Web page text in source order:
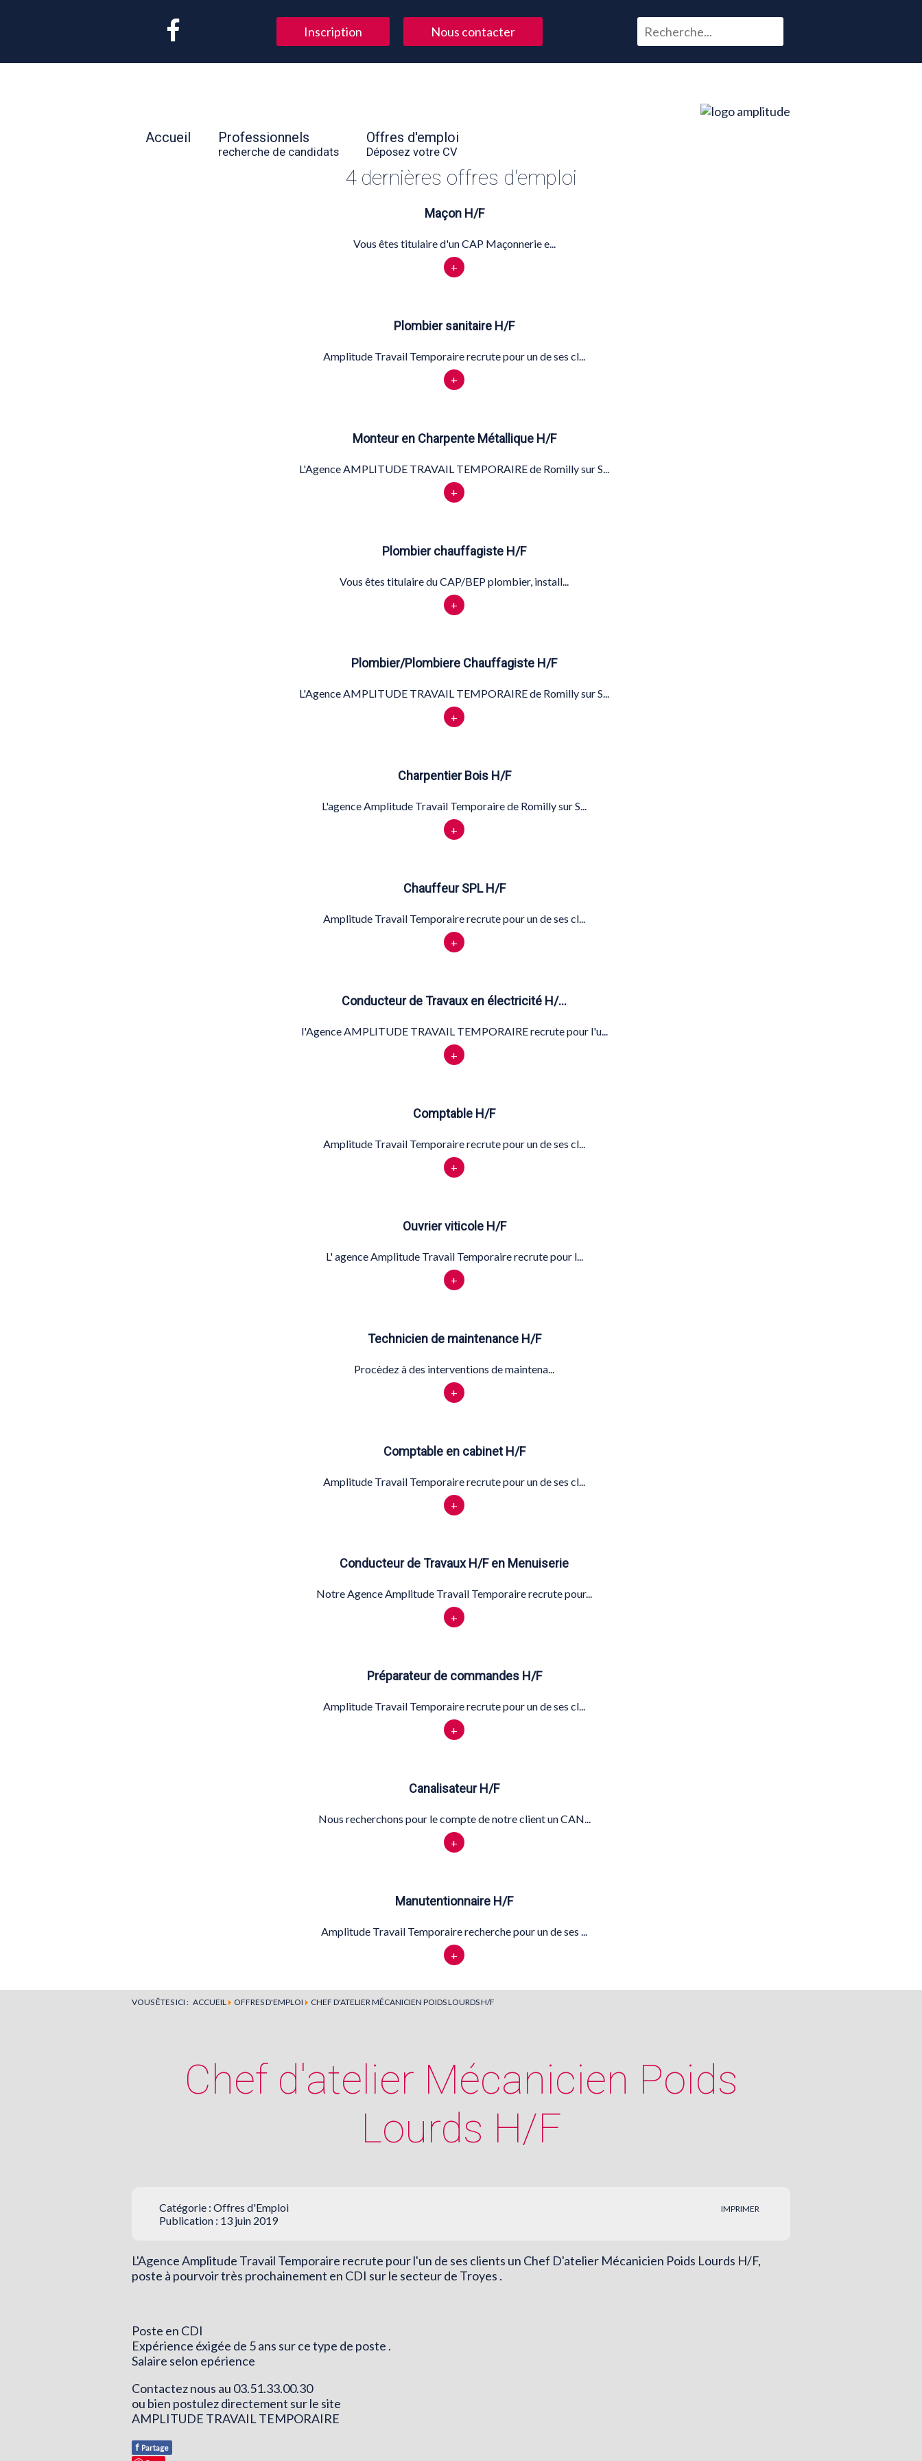
Inscription Nous contacter
Accueil Professionnels
recherche de candidats
Offres d'emploi
Déposez votre CV
4 dernières offres d'emploi
Maçon H/F
Vous êtes titulaire d'un CAP Maçonnerie e...
+
Plombier sanitaire H/F
Amplitude Travail Temporaire recrute pour un de ses cl...
+
Monteur en Charpente Métallique H/F
L'Agence AMPLITUDE TRAVAIL TEMPORAIRE de Romilly sur S...
+
Plombier chauffagiste H/F
Vous êtes titulaire du CAP/BEP plombier, install...
+
Plombier/Plombiere Chauffagiste H/F
L'Agence AMPLITUDE TRAVAIL TEMPORAIRE de Romilly sur S...
+
Charpentier Bois H/F
L'agence Amplitude Travail Temporaire de Romilly sur S...
+
Chauffeur SPL H/F
Amplitude Travail Temporaire recrute pour un de ses cl...
+
Conducteur de Travaux en électricité H/…
l'Agence AMPLITUDE TRAVAIL TEMPORAIRE recrute pour l'u...
+
Comptable H/F
Amplitude Travail Temporaire recrute pour un de ses cl...
+
Ouvrier viticole H/F
L' agence Amplitude Travail Temporaire recrute pour l...
+
Technicien de maintenance H/F
Procèdez à des interventions de maintena...
+
Comptable en cabinet H/F
Amplitude Travail Temporaire recrute pour un de ses cl...
+
Conducteur de Travaux H/F en Menuiserie
Notre Agence Amplitude Travail Temporaire recrute pour...
+
Préparateur de commandes H/F
Amplitude Travail Temporaire recrute pour un de ses cl...
+
Canalisateur H/F
Nous recherchons pour le compte de notre client un CAN...
+
Manutentionnaire H/F
Amplitude Travail Temporaire recherche pour un de ses ...
+
VOUS ÊTES ICI : ACCUEIL OFFRES D'EMPLOI CHEF D'ATELIER MÉCANICIEN POIDS LOURDS H/F
Chef d'atelier Mécanicien Poids
Lourds H/F
IMPRIMER
Catégorie : Offres d'Emploi
Publication : 13 juin 2019
L'Agence Amplitude Travail Temporaire recrute pour l'un de ses clients un Chef D'atelier Mécanicien Poids Lourds H/F,
poste à pourvoir très prochainement en CDI sur le secteur de Troyes .
Poste en CDI
Expérience éxigée de 5 ans sur ce type de poste .
Salaire selon epérience
Contactez nous au 03.51.33.00.30
ou bien postulez directement sur le site
AMPLITUDE TRAVAIL TEMPORAIRE
f Partage